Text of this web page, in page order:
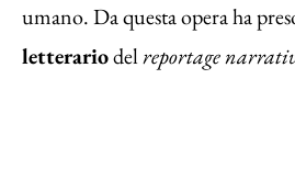
umano. Da questa opera ha
letterariodelreportage